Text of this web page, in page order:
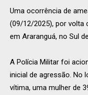
Uma ocorrência de
(09/12/2025), por volta
em Araranguá, no Sul
A Polícia Militar foi
inicial de agressão. No
vítima, uma mulher de